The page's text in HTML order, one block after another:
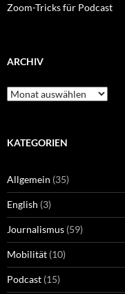
Zoom-Tricks für Podcast
ARCHIV
Archiv
KATEGORIEN
Allgemein (35)
English (3)
Journalismus (59)
Mobilität (10)
Podcast (15)